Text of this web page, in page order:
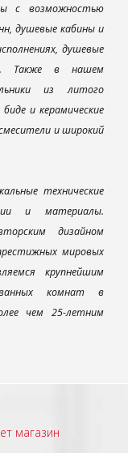
с возможностью
душевые кабины и
душевые
Также в нашем
из литого
и керамические
и широкий
технические
и материалы.
дизайном
мировых
крупнейшим
ванных комнат в
чем 25-летним
магазин